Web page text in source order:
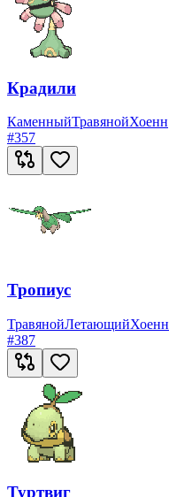
Крадили
КаменныйТравянойХоенн
#357
Тропиус
ТравянойЛетающийХоенн
#387
Туртвиг